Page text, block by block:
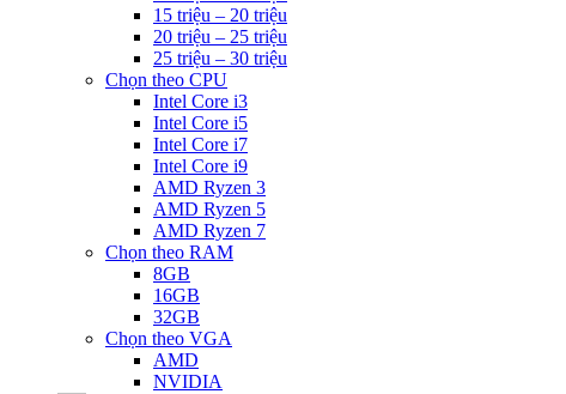
15 triệu – 20 triệu
20 triệu – 25 triệu
25 triệu – 30 triệu
Chọn theo CPU
Intel Core i3
Intel Core i5
Intel Core i7
Intel Core i9
AMD Ryzen 3
AMD Ryzen 5
AMD Ryzen 7
Chọn theo RAM
8GB
16GB
32GB
Chọn theo VGA
AMD
NVIDIA